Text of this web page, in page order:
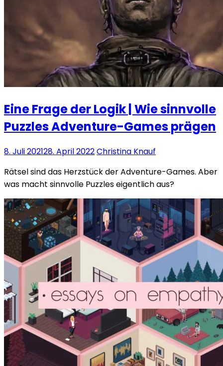
Eine Frage der Logik | Wie sinnvolle
Puzzles Adventure-Games prägen
8. Juli 202128. April 2022Christina Knauf
Rätsel sind das Herzstück der Adventure-Games. Aber
was macht sinnvolle Puzzles eigentlich aus?